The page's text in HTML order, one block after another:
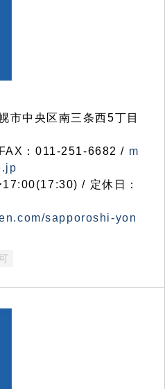
中央区南三条西5丁目
：011-251-6682 / m
/ 定休日：
sapporoshi-yon